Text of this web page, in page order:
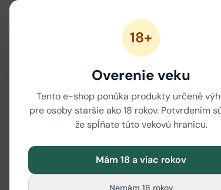
18+
Overenie veku
Tento e-shop ponúka produkty určené
pre osoby staršie ako 18 rokov. Potvrdením
že spĺňate túto vekovú hranicu.
Mám 18 a viac rokov
Nemám 18 rokov
NOVÉ CANNABINOIDY
Ak